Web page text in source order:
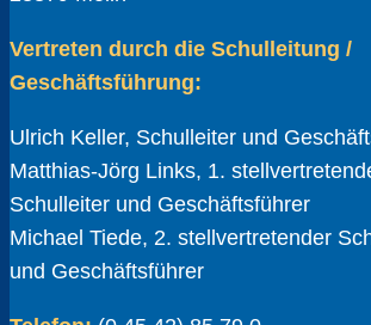
Vertreten durch die Schulleitung /
Geschäftsführung:
Ulrich Keller, Schulleiter und
Matthias-Jörg Links, 1.
Schulleiter und Geschäftsführer
Michael Tiede, 2. stellvertretender
und Geschäftsführer